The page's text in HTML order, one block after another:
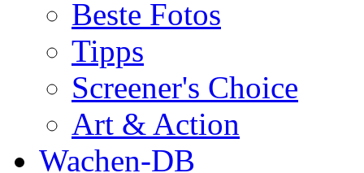
Beste Fotos
Tipps
Screener's Choice
Art & Action
Wachen-DB